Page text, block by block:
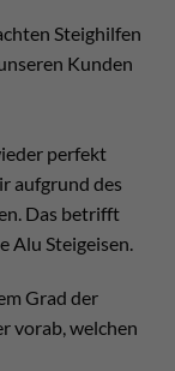
Steighilfen
Kunden
perfekt
aufgrund des
Das betrifft
Alu Steigeisen.
Grad der
vorab, welchen